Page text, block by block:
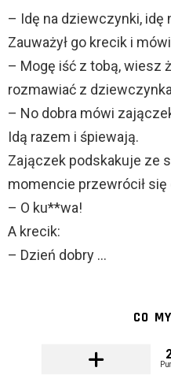
– Idę na dziewczynki, idę
Zauważył go krecik i
– Mogę iść z tobą, wiesz
rozmawiać z
– No dobra mówi
Idą razem i śpiewają.
Zajączek podskakuje ze
momencie przewrócił
– O ku**wa!
A krecik:
– Dzień dobry …
CO